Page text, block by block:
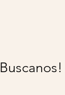
Buscanos!